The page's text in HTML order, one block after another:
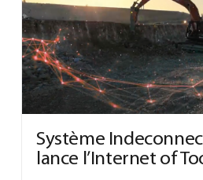
0
Système
lance l’Internet of